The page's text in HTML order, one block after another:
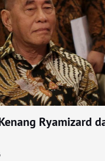
Ryamizard